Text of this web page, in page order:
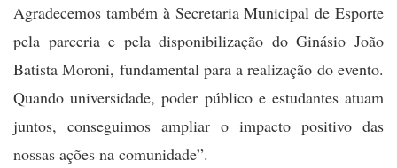
Agradecemos também à Secretaria Municipal de Esporte
pela parceria e pela disponibilização do Ginásio João
Batista Moroni, fundamental para a realização do evento.
Quando universidade, poder público e estudantes atuam
juntos, conseguimos ampliar o impacto positivo das
nossas ações na comunidade”.